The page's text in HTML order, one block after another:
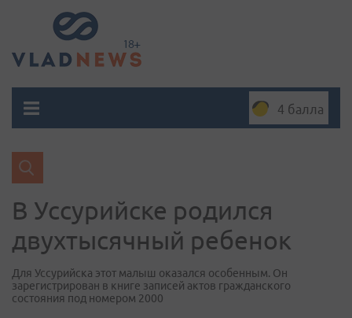
4 балла
В Уссурийске родился
двухтысячный ребенок
Для Уссурийска этот малыш оказался особенным. Он
зарегистрирован в книге записей актов гражданского
состояния под номером 2000